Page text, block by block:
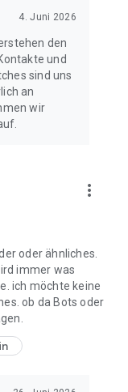
4. Juni 2026
den
und
sind uns
an
wir
more_vert
oder ähnliches.
immer was
ich möchte keine
ob da Bots oder